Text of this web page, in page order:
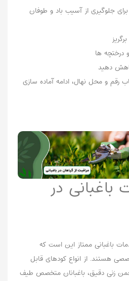
جلوگیری از آسیب باد و طوفان
درختچه ها
دهید
رقم و محل نهال، ادامه آماده سازی
باغبانی در
باغبانی ممتاز این است که
هستند. از انواع کودهای قابل
زنی دقیق، باغبانان متخصص طیف